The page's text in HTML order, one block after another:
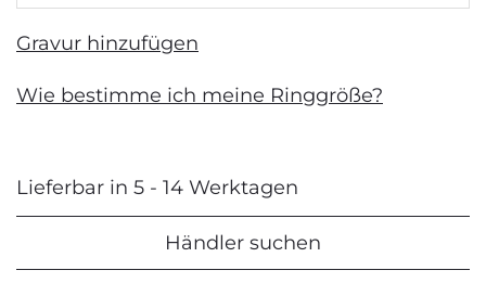
Gravur hinzufügen
Wie bestimme ich meine Ringgröße?
Lieferbar in 5 - 14 Werktagen
Händler suchen